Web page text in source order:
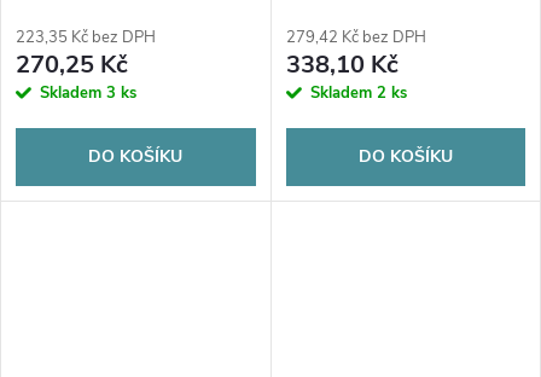
4,5mm/3,0mm
223,35 Kč bez DPH
270,25 Kč
Skladem 3 ks
DO KOŠÍKU
4,5mm/3,0mm
279,42 Kč bez DPH
338,10 Kč
Skladem 2 ks
DO KOŠÍKU